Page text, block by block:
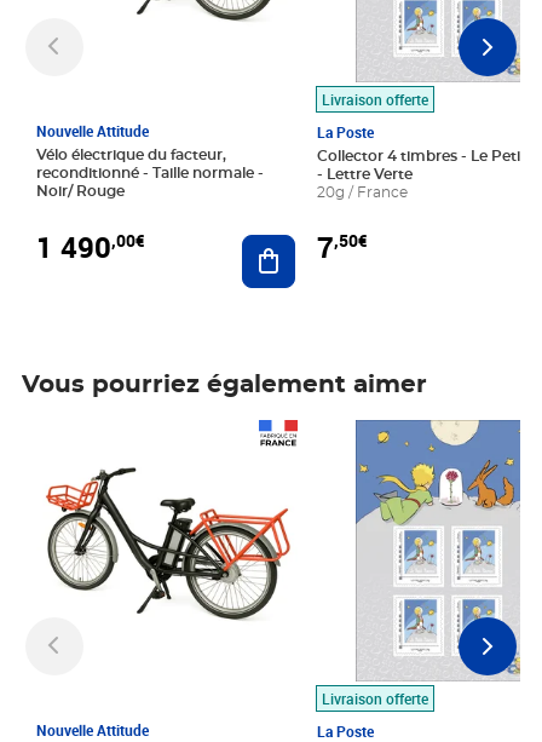
Nouvelle Attitude
Vélo électrique du facteur,
reconditionné - Taille normale -
Noir/ Rouge
1 490,00€ Ajouter au panier
Livraison offerte
La Poste
Collector 4 timbres - Le Petit
- Lettre Verte
20g / France
7,50€
Vous pourriez également aimer
Nouvelle Attitude
Livraison offerte
La Poste
Prix 7,50€